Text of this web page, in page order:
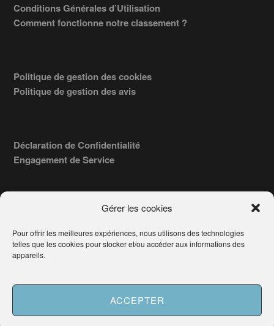
Gérer les cookies
Pour offrir les meilleures expériences, nous utilisons des technologies
telles que les cookies pour stocker et/ou accéder aux informations des
appareils.
ACCEPTER
Conditions Générales d’Utilisation
Comment fonctionne notre classement ?
Politique de gestion des cookies
Politique de gestion des avis
Déclaration de Confidentialité
Engagement de Service
COPYRIGHT © 2026 · TROUVERVOTREAVOCAT.COM, ÉDITÉ PAR
LA SOCIÉTÉAWATECH- 91, RUE DU FAUBOURG ST HONORÉ
Français